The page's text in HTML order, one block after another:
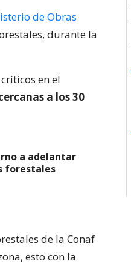
de Obras
durante la
en el
a los 30
a adelantar
forestales
de la Conaf
esto con la